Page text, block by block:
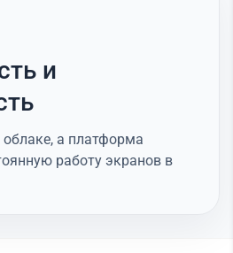
и
облаке, а платформа
работу экранов в